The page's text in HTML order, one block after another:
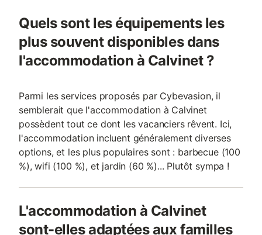
Quels sont les équipements les
plus souvent disponibles dans
l'accommodation à Calvinet ?
Parmi les services proposés par Cybevasion, il
semblerait que l'accommodation à Calvinet
possèdent tout ce dont les vacanciers rêvent. Ici,
l'accommodation incluent généralement diverses
options, et les plus populaires sont : barbecue (100
%), wifi (100 %), et jardin (60 %)... Plutôt sympa !
L'accommodation à Calvinet
sont-elles adaptées aux familles